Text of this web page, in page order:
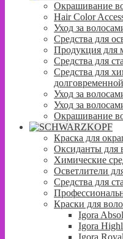
Окрашивание
Hair Color
Уход за
Средства для
Продукция для
Средства для
Средства для
Уход за
Уход за
Окрашивание
Краска для
Оксиданты для
Химические
Осветлители
Средства для
Краски для
Igora
Igora